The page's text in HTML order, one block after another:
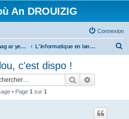
An DROUIZIG
Connexion
Ar stlenneg hag ar yezhoù bihan er bed a-bezh L'informatique en langues régionales et minoritaires
c'est dispo !
Rechercher
• Page 1 sur 1